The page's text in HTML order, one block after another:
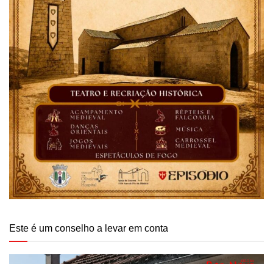
Este é um conselho a levar em conta